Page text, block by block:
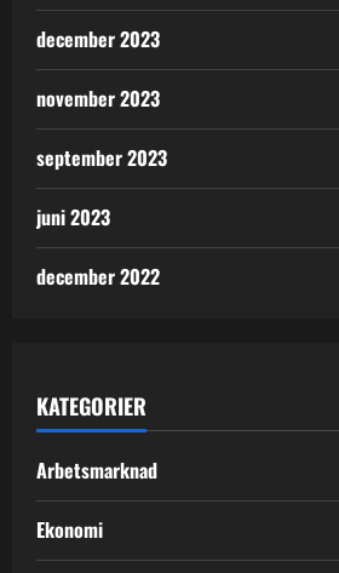
december 2023
november 2023
september 2023
juni 2023
december 2022
KATEGORIER
Arbetsmarknad
Ekonomi